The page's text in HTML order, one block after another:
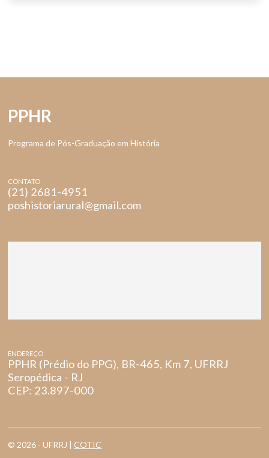
PPHR
Programa de Pós-Graduação em História
CONTATO
(21) 2681-4951
poshistoriarural@gmail.com
ENDEREÇO
PPHR (Prédio do PPG), BR-465, Km 7, UFRRJ
Seropédica - RJ
CEP: 23.897-000
© 2026 - UFRRJ |COTIC